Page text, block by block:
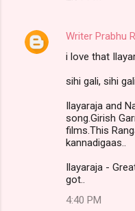
Writer Prabhu
i love that
sihi gali, sihi
Ilayaraja and
song.Girish
films.This
kannadigaas..
Ilayaraja -
got..
4:40 PM